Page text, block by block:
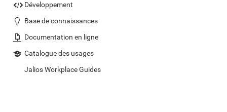
Développement
Base de connaissances
Documentation en ligne
Catalogue des usages
Jalios Workplace Guides